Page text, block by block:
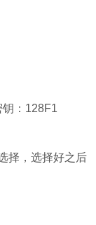
：128F1
择，选择好之后